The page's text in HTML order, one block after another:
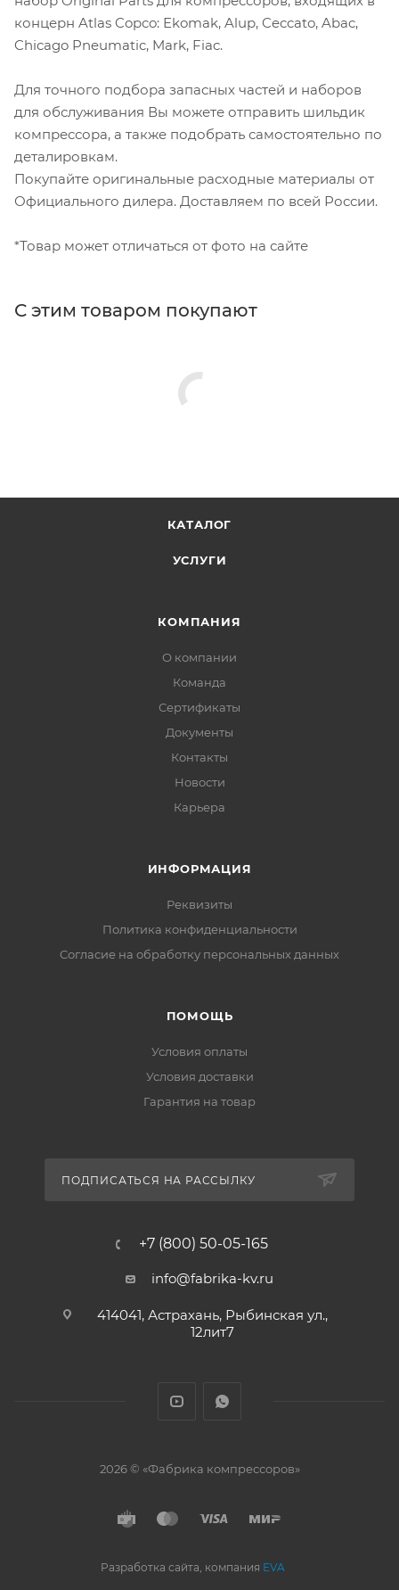
концерн Atlas Copco: Ekomak, Alup, Ceccato, Abac,
Chicago Pneumatic, Mark, Fiac.
Для точного подбора запасных частей и наборов
для обслуживания Вы можете отправить шильдик
компрессора, а также подобрать самостоятельно по
деталировкам.
Покупайте оригинальные расходные материалы от
Официального дилера. Доставляем по всей России.
*Товар может отличаться от фото на сайте
С этим товаром покупают
КАТАЛОГ
УСЛУГИ
КОМПАНИЯ
О компании
Команда
Сертификаты
Документы
Контакты
Новости
Карьера
ИНФОРМАЦИЯ
Реквизиты
Политика конфиденциальности
Cогласие на обработку персональных данных
ПОМОЩЬ
Условия оплаты
Условия доставки
Гарантия на товар
ПОДПИСАТЬСЯ НА РАССЫЛКУ
+7 (800) 50-05-165
info@fabrika-kv.ru
414041, Астрахань, Рыбинская ул.,
12лит7
2026 © «Фабрика компрессоров»
Разработка сайта, компания EVA